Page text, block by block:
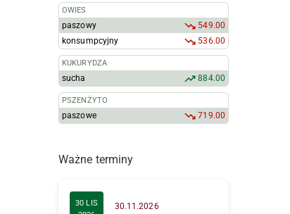
OWIES
paszowy
549.00
konsumpcyjny
536.00
KUKURYDZA
sucha 884.00
PSZENŻYTO
paszowe 719.00
Ważne terminy
30 LIS
30.11.2026